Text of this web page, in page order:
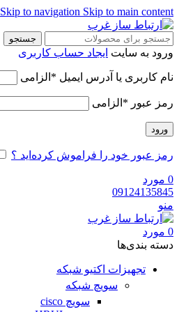
Skip to navigation Skip to main content
جستجو
ورود به سایت ایجاد حساب کاربری
نام کاربری یا آدرس ایمیل * الزامی
رمز عبور * الزامی
ورود
رمز عبور خود را فراموش کرده‌اید ؟
0 مورد
09124135845
منو
0 مورد
دسته‌ بندی‌ها
تجهیزات اکتیو شبکه
سویچ شبکه
سویچ cisco